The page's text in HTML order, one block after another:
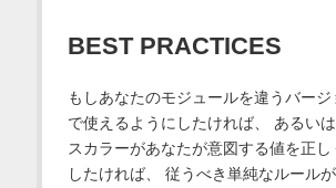
BEST PRACTICES
もしあなたのモジュールを違うバー
で使えるようにしたければ、 あるい
スカラーがあなたが意図する値を正し
したければ、 従うべき単純なルール